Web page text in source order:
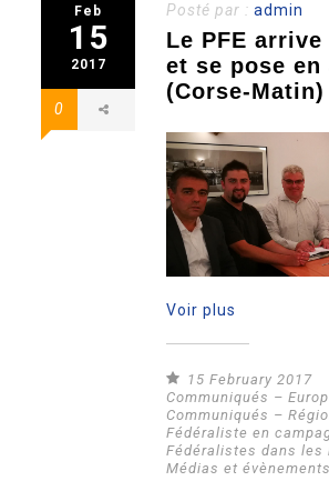
Feb
15
2017
0
Posté par :admin
Le PFE arrive
et se pose
(Corse-Matin)
Voir plus
15 February 2017
Communiqués –
Communiqués –
Fédéraliste en
Fédéralistes dans les
Médias et évènements